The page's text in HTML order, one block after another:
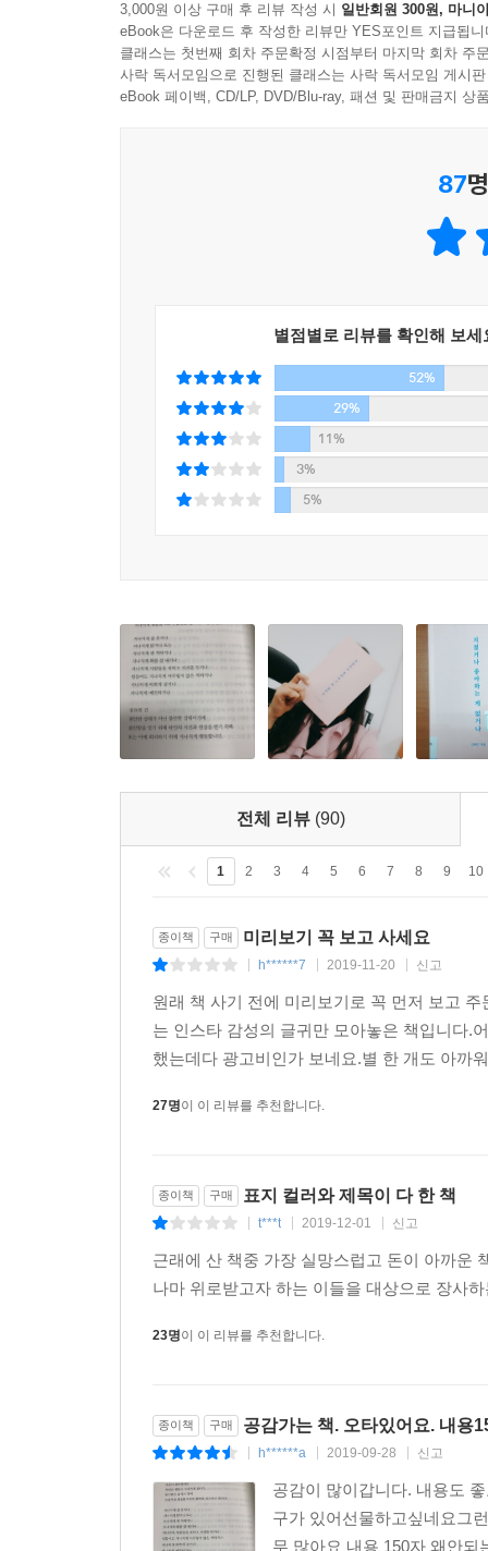
회사에 다니기 싫으면 다니지 마세요. 누군가 미
모두 내 마음입니다. 내 마음대로 하세요. 대신 선
게 자신에게는 내가 원하는 것입니다. 내 마음은
이 있다. 그런 날들은 참 어려운 날이다.
앞으로 행복하기 위해 도저히 어떻게 해야 될지 몰
“바람에 흔들리지 않는 꽃은 없다.
그러나 꽃은 흔들려도 자신만의 향기를 잃지 않는
삶에서 불어오는 바람에 흔들릴 수는 있겠지만
불안함 공허함 외로움 감정 기복 자존감 등 매년
가질 수 있는 용기, 매일 우울하고 불안했다면 나
서로가 행복할 수 있는 연애를 위한 이야기
“나와 반대인 사람의 매력에 끌려 연애를 시작했다
나와 반대여서 내가 좋아하는 점이 있는 반면
나와 안 맞는 점이 시간이 지나 보이기 시작합니다
연애를 하다 보면 처음에는 좋은 모습만 보여
주고받지 않기 위해 서로의 모난 부분이 서로에게
있을지 없을지를 결정하며 한쪽이라도 스스로
가능성이 크다고 말한다.
“사람은 누구나 좋아하는 사람을 자신과 닮아가게
내가 그 사람을 정말 사랑하는지 알 수 있는 방법
그 사람의 아픔을 내가 함께 짊어지고 나누고 싶
필요하다. 이때 사랑은 더 아름답게 지속된다.
저자는 연애뿐만 아니라 자존감 인간과 계 직장
이야기들을 말한다. 그동안 쌓인 걱정들의 대한
시작하고 싶은 열정이 생긴다. 당신도 이 책을 통
3,000원 이상 구매 후 리뷰 작성 시 일반회원 300원, 마니
eBook은 다운로드 후 작성한 리뷰만 YES포인트 지급됩니
클래스는 첫번째 회차 주문확정 시점부터 마지막 회차 주
사락 독서모임으로 진행된 클래스는 사락 독서모임 게시
eBook 페이백, CD/LP, DVD/Blu-ray, 패션 및 판매금지 상
87
별점별로 리뷰를 확인해 보세
52%
29%
11%
3%
5%
전체 리뷰 (90)
1 2 3 4 5 6 7 8 9 10
종이책 구매 미리보기 꼭 보고 사세요
h******7 2019-11-20 신고
원래 책 사기 전에 미리보기로 꼭 먼저 보고
는 인스타 감성의 글귀만 모아놓은 책입니다.
했는데다 광고비인가 보네요.별 한 개도 아까
27명이 이 리뷰를 추천합니다.
종이책 구매 표지 컬러와 제목이 다 한 책
t***t 2019-12-01 신고
근래에 산 책중 가장 실망스럽고 돈이 아까운
나마 위로받고자 하는 이들을 대상으로 장사
23명이 이 리뷰를 추천합니다.
종이책 구매 공감가는 책. 오타있어요. 내용
h******a 2019-09-28 신고
공감이 많이갑니다. 내용도
구가 있어선물하고싶네요그
무 많아요 내용 150자 왜안